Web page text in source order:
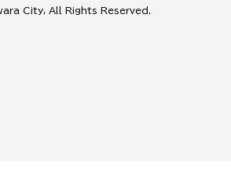
City, All Rights Reserved.